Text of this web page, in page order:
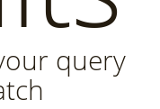
query